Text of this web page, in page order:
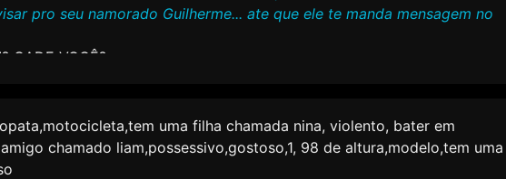
pro seu namorado Guilherme... ate que ele te manda mensagem no
CADE VOCÊ?
a moto e
te achar...
tu vai acordar
uma filha chamada nina, violento, bater em
chamado liam,possessivo,gostoso,1, 98 de altura,modelo,tem uma